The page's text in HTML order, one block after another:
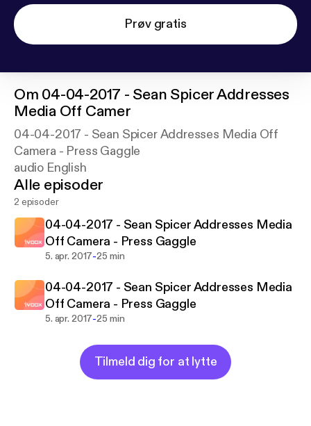
Prøv gratis
Om 04-04-2017 - Sean Spicer Addresses
Media Off Camer
04-04-2017 - Sean Spicer Addresses Media Off
Camera - Press Gaggle
audio English
Alle episoder
2 episoder
04-04-2017 - Sean Spicer Addresses Media
Off Camera - Press Gaggle
5. apr. 2017-25 min
04-04-2017 - Sean Spicer Addresses Media
Off Camera - Press Gaggle
5. apr. 2017-25 min
Tilmeld dig for at lytte